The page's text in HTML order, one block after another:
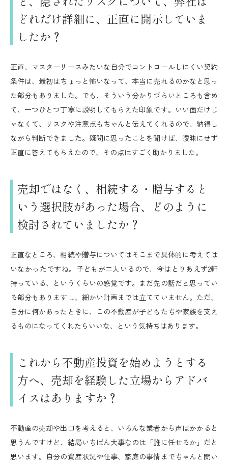
どれだけ詳細に、正直に開示していま
したか？
正直、マスターリースみたいな自分でコントロールしにくい契約
条件は、最初はちょっと怖いなって、本当に売れるのかなと思っ
た部分もありました。でも、そういう分かりづらいところも含め
て、一つひとつ丁寧に説明してもらえた印象です。いい面だけじ
ゃなくて、リスクや注意点もちゃんと伝えてくれるので、納得し
ながら判断できました。疑問に思ったことを聞けば、曖昧にせず
正直に答えてもらえたので、その点はすごく助かりました。
売却ではなく、相続する・贈与すると
いう選択肢があった場合、どのように
検討されていましたか？
正直なところ、相続や贈与についてはそこまで具体的に考えては
いなかったですね。子どもが二人いるので、今はとりあえず2軒
持っている、というくらいの感覚です。まだ先の話だと思ってい
る部分もありますし、細かい計画までは立てていません。ただ、
自分に何かあったときに、この不動産が子どもたちや家族を支え
るものになってくれたらいいな、という気持ちはあります。
これから不動産投資を始めようとする
方へ、売却を経験した立場からアドバ
イスはありますか？
不動産の売却や出口を考えると、いろんな業者から声はかかると
思うんですけど、結局いちばん大事なのは「誰に任せるか」だと
思います。自分の資産状況や仕事、家庭の事情までちゃんと聞い